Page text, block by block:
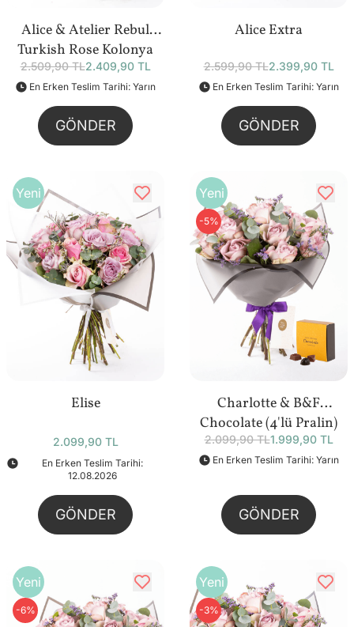
Alice & Atelier Rebul
Turkish Rose Kolonya
(50 ml) Bundle
2.509,90 TL2.409,90 TL
En Erken Teslim Tarihi: Yarın
GÖNDER
Alice Extra
2.599,90 TL2.399,90 TL
En Erken Teslim Tarihi: Yarın
GÖNDER
Yeni
Elise
2.099,90 TL
En Erken Teslim Tarihi:
12.08.2026
GÖNDER
Yeni
-5%
Charlotte & B&F
Chocolate (4'lü Pralin)
Bundle
2.099,90 TL1.999,90 TL
En Erken Teslim Tarihi: Yarın
GÖNDER
Yeni
-6%
Yeni
-3%